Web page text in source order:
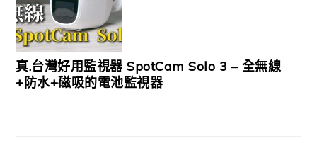
真.台灣好用監視器 SpotCam Solo 3 – 全無線
+防水+磁吸的電池監視器